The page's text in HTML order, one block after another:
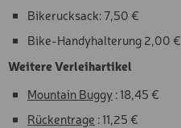
Bikerucksack: 7,50 €
Bike-Handyhalterung 2,00 €
Weitere Verleihartikel
Mountain Buggy: 18,45 €
Rückentrage : 11,25 €